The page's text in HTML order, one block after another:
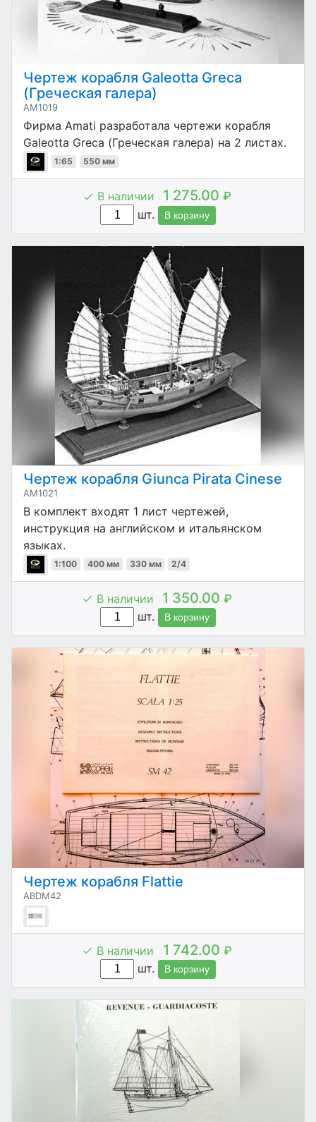
Чертеж корабля Galeotta Greca
(Греческая галера)
AM1019
Фирма Amati разработала чертежи корабля
Galeotta Greca (Греческая галера) на 2 листах.
1:65 550 мм
В наличии 1 275.00 ₽
шт.
В корзину
Чертеж корабля Giunca Pirata Cinese
AM1021
В комплект входят 1 лист чертежей,
инструкция на английском и итальянском
языках.
1:100 400 мм 330 мм 2/4
В наличии 1 350.00 ₽
шт.
В корзину
Чертеж корабля Flattie
ABDM42
В наличии 1 742.00 ₽
шт.
В корзину